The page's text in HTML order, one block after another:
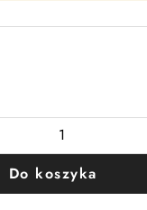
Do koszyka